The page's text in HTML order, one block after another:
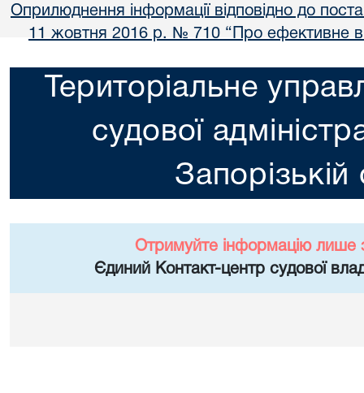
Оприлюднення інформації відповідно до
11 жовтня 2016 р. № 710 “Про ефективне
Територіальне
судової
Запорізькій
Отримуйте інформацію лише
Єдиний Контакт-центр судової